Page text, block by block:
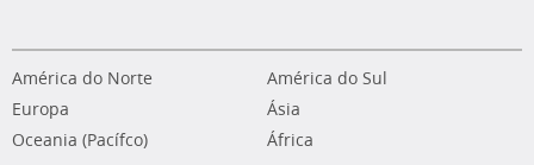
América do Norte
América do Sul
Europa
Ásia
Oceania (Pacífco)
África